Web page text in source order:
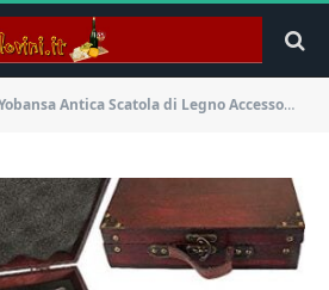
Antica Scatola di Legno Accessori per Il Vino Set Regalo,Set per l’apertura del Vino,Cavatappi per Vino,Tappo del Vino,Versatore di Vino (Style 0C)